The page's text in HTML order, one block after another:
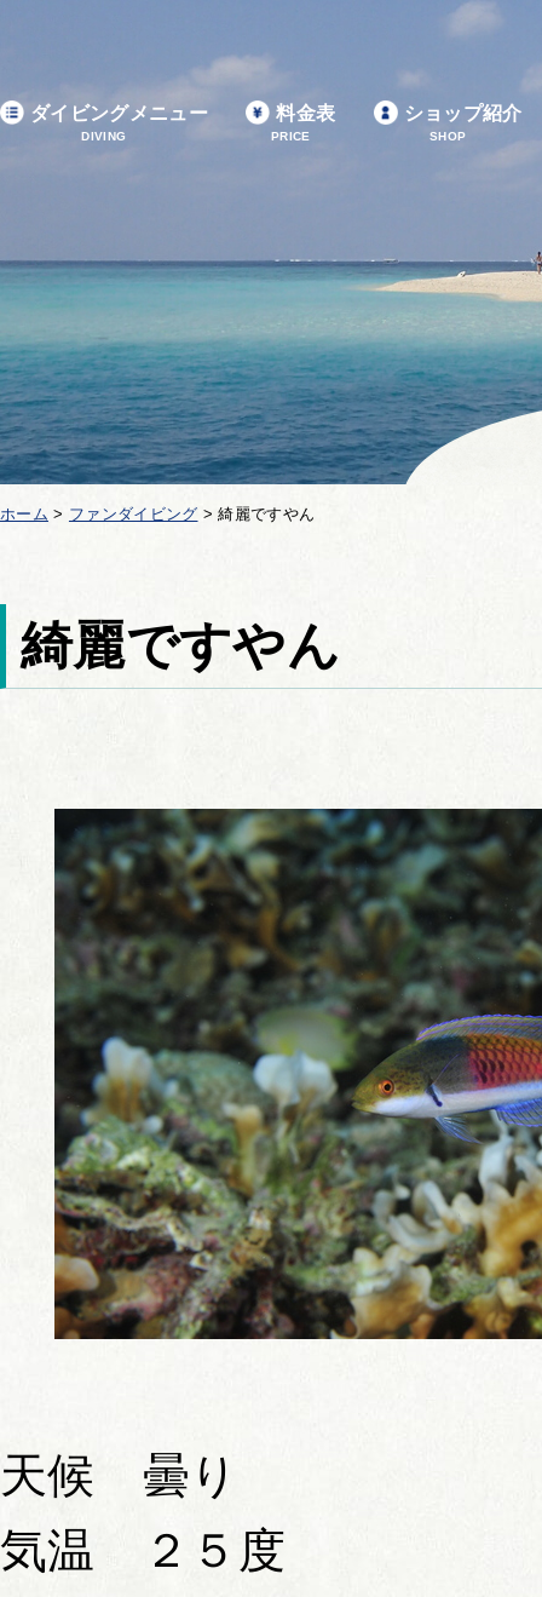
ダイビングメニュー
DIVING
料金表
PRICE
ショップ紹介
SHOP
ホーム > ファンダイビング >綺麗ですやん
綺麗ですやん
天候 曇り
気温 ２５度